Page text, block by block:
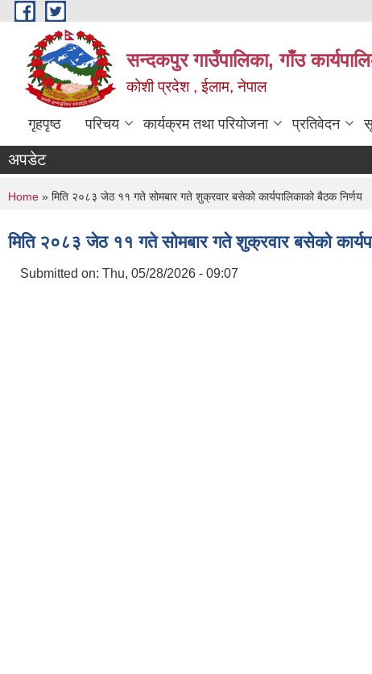
Skip to main content
सन्दकपुर गाउँपालिका, गाँउ
कोशी प्रदेश , ईलाम, नेपाल
गृहपृष्ठ परिचय कार्यक्रम तथा परियोजना प्रतिवेदन
अपडेट
You are here
Home » मिति २०८३ जेठ ११ गते सोमबार गते शुक्रवार बसेको कार्यपालिकाको बैठक निर्णय
मिति २०८३ जेठ ११ गते सोमबार गते शुक्रवार बसेको
Submitted on: Thu, 05/28/2026 - 09:07